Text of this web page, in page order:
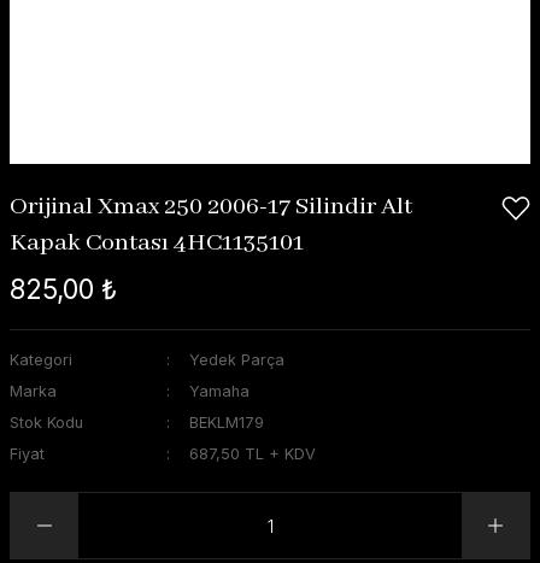
Orijinal Xmax 250 2006-17 Silindir Alt
Kapak Contası 4HC1135101
825,00 ₺
Kategori
Yedek Parça
Marka
Yamaha
Stok Kodu
BEKLM179
Fiyat
687,50 TL + KDV